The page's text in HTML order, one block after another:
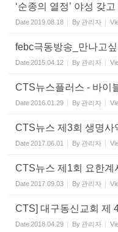
‘순종의 열정’ 야성 갖
Date 2019.08.18 By 관리자
febc극동방송_만나고
Date 2015.04.12 By 관리자
CTS뉴스플러스 - 바이
Date 2016.01.29 By 관리자
CTS뉴스 제3회 생명사
Date 2017.06.01 By 관리자
CTS뉴스 제1회 요한계
Date 2017.09.03 By 관리자
CTS] 대구동신교회 제
Date 2018.04.29 By 관리자